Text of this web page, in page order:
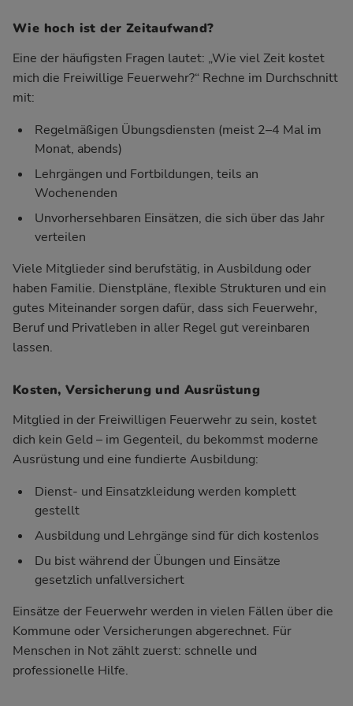
Wie hoch ist der Zeitaufwand?
Eine der häufigsten Fragen lautet: „Wie viel Zeit kostet
mich die Freiwillige Feuerwehr?“ Rechne im Durchschnitt
mit:
Regelmäßigen Übungsdiensten (meist 2–4 Mal im
Monat, abends)
Lehrgängen und Fortbildungen, teils an
Wochenenden
Unvorhersehbaren Einsätzen, die sich über das Jahr
verteilen
Viele Mitglieder sind berufstätig, in Ausbildung oder
haben Familie. Dienstpläne, flexible Strukturen und ein
gutes Miteinander sorgen dafür, dass sich Feuerwehr,
Beruf und Privatleben in aller Regel gut vereinbaren
lassen.
Kosten, Versicherung und Ausrüstung
Mitglied in der Freiwilligen Feuerwehr zu sein, kostet
dich kein Geld – im Gegenteil, du bekommst moderne
Ausrüstung und eine fundierte Ausbildung:
Dienst- und Einsatzkleidung werden komplett
gestellt
Ausbildung und Lehrgänge sind für dich kostenlos
Du bist während der Übungen und Einsätze
gesetzlich unfallversichert
Einsätze der Feuerwehr werden in vielen Fällen über die
Kommune oder Versicherungen abgerechnet. Für
Menschen in Not zählt zuerst: schnelle und
professionelle Hilfe.